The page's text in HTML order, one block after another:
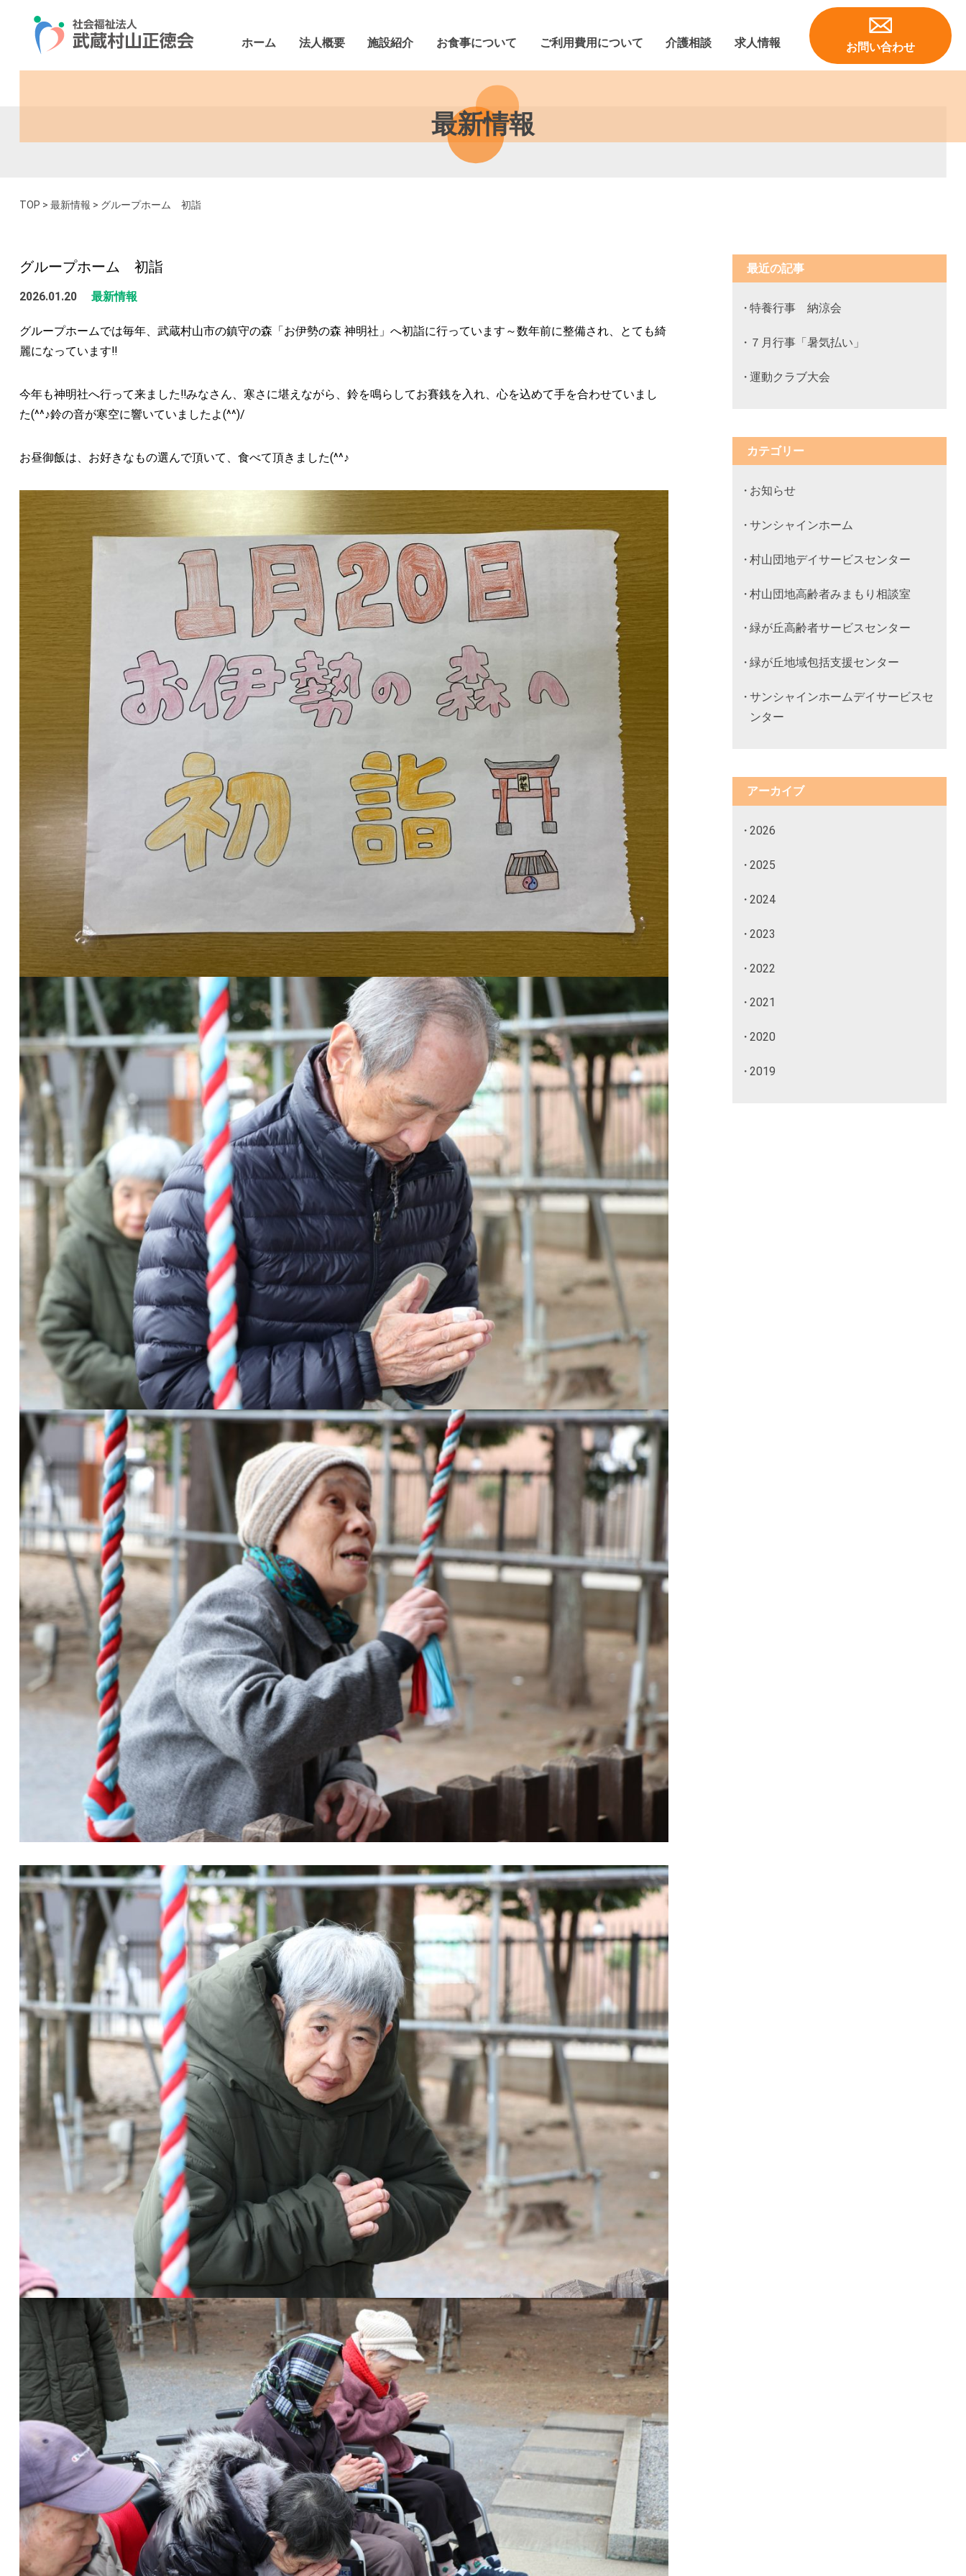
お問い合わせ
ホーム 法人概要 施設紹介 お食事について ご利用費用について
ユニット型地域密着型介護老人福祉施設サービス費
認知症対応型通所介護サービス費
認知症対応型共同生活介護サービス費
介護相談 求人情報
最新情報
TOP >最新情報 > グループホーム 初詣
グループホーム 初詣
2026.01.20 最新情報
グループホームでは毎年、武蔵村山市の鎮守の森「お伊勢の森 神明社」へ初詣に行っています～数年前に整備され、とても綺
麗になっています‼
今年も神明社へ行って来ました‼みなさん、寒さに堪えながら、鈴を鳴らしてお賽銭を入れ、心を込めて手を合わせていまし
た(^^♪鈴の音が寒空に響いていましたよ(^^)/
お昼御飯は、お好きなもの選んで頂いて、食べて頂きました(^^♪
最近の記事
特養行事 納涼会
７月行事「暑気払い」
運動クラブ大会
カテゴリー
お知らせ
サンシャインホーム
村山団地デイサービスセンター
村山団地高齢者みまもり相談室
緑が丘高齢者サービスセンター
緑が丘地域包括支援センター
サンシャインホームデイサービスセ
ンター
アーカイブ
2026
2025
2024
2023
2022
2021
2020
2019